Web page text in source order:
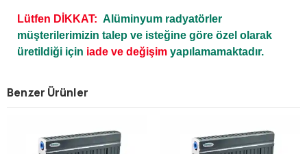
Lütfen DİKKAT: Alüminyum radyatörler
müşterilerimizin talep ve isteğine göre özel olarak
üretildiği için iade ve değişim yapılamamaktadır.
Benzer Ürünler